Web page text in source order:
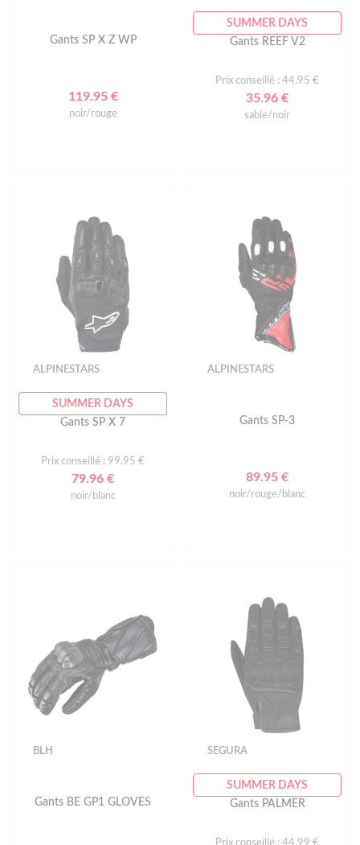
Gants SP X Z WP
119.95 €
noir/rouge
SUMMER DAYS
Gants REEF V2
Prix conseillé : 44.95 €
35.96 €
sable/noir
ALPINESTARS
SUMMER DAYS
Gants SP X 7
Prix conseillé : 99.95 €
79.96 €
noir/blanc
ALPINESTARS
Gants SP-3
89.95 €
noir/rouge/blanc
BLH
Gants BE GP1 GLOVES
SEGURA
SUMMER DAYS
Gants PALMER
Prix conseillé : 44.99 €